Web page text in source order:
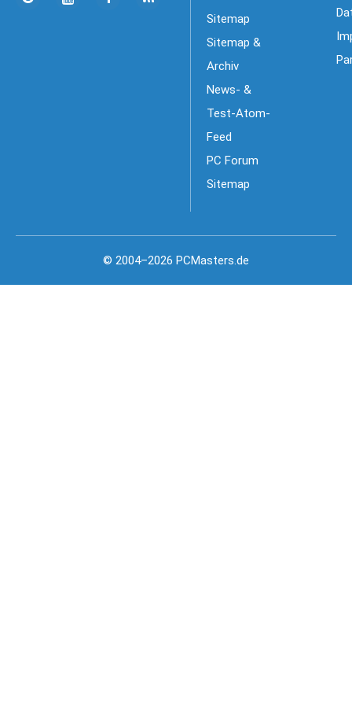
Sitemap
Sitemap &
Archiv
News- &
Test-Atom-
Feed
PC Forum
Sitemap
© 2004–2026 PCMasters.de